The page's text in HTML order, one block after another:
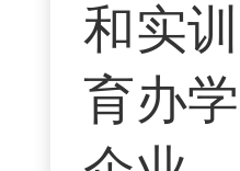
和实
育办